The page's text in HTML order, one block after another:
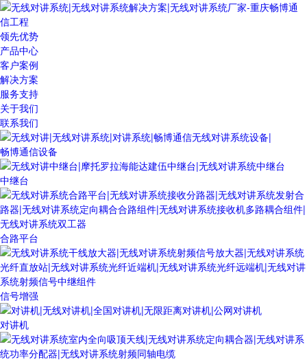
领先优势
产品中心
客户案例
解决方案
服务支持
关于我们
联系我们
畅博通信设备
中继台
合路平台
信号增强
对讲机